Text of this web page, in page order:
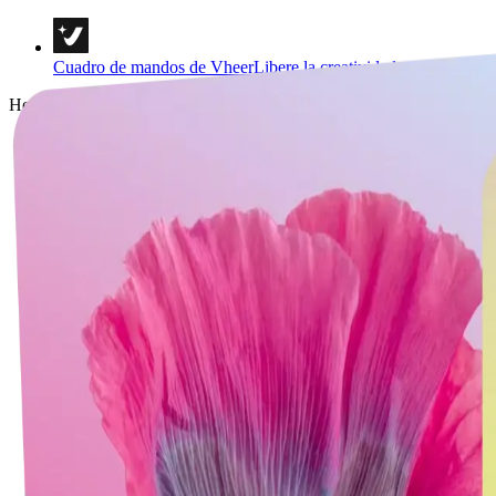
Cuadro de mandos de VheerLibere la creatividad y la
Herramientas
Imagen a imagen
Multi Imágenes a Imagen
Imagen a vídeo
Imagen a Prompt
Imagen a texto
Eliminador de fondo
Retratos y estilos
Plantillas de imágenes
Herramientas de imagen